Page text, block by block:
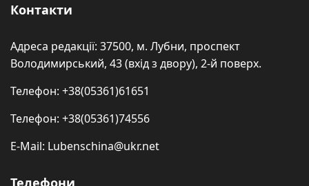
Контакти
Адреса редакції: 37500, м. Лубни, проспект
Володимирський, 43 (вхід з двору), 2-й поверх.
Телефон: +38(05361)61651
Телефон: +38(05361)74556
E-Mail: Lubenschina@ukr.net
Телефони